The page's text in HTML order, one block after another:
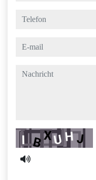
telefon
e-mail
nachricht
Captcha